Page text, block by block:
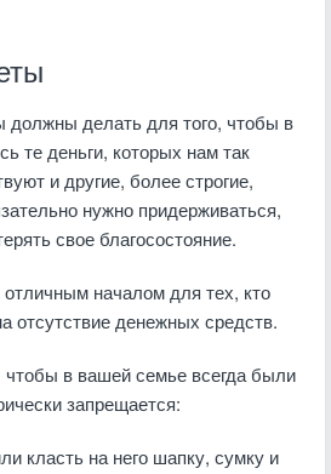
делать для того, чтобы в
те деньги, которых нам так
и другие, более строгие,
нужно придерживаться,
свое благосостояние.
началом для тех, кто
отсутствие денежных средств.
чтобы в вашей семье всегда были
запрещается:
класть на него шапку, сумку и